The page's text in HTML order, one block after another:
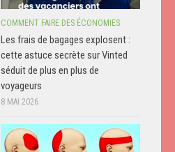
COMMENT FAIRE DES ÉCONOMIES
Les frais de bagages explosent :
cette astuce secrète sur Vinted
séduit de plus en plus de
voyageurs
8 MAI 2026